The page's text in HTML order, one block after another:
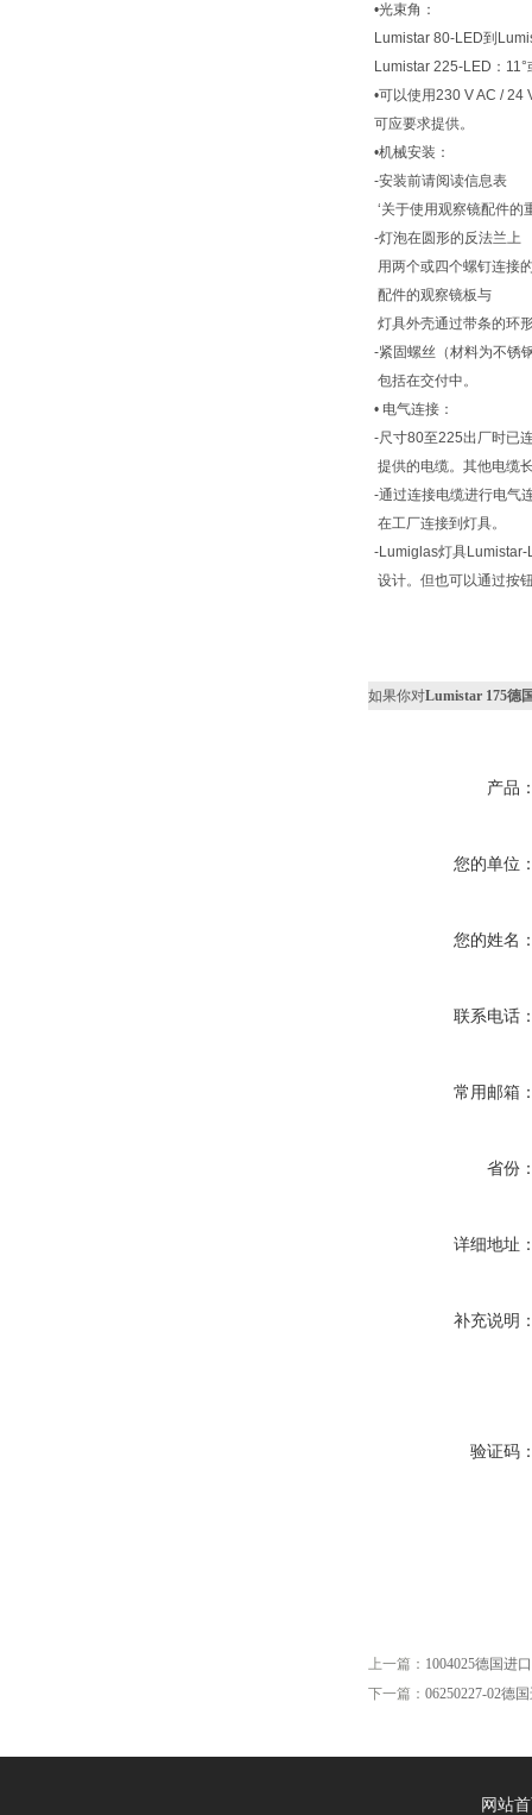
•光束角：
Lumistar 80-LED到
Lumistar 225-LED：11°
•可以使用230 V AC / 24
可应要求提供。
•机械安装：
-安装前请阅读信息表
‘关于使用观察镜配件的
-灯泡在圆形的反法兰上
用两个或四个螺钉连接
配件的观察镜板与
灯具外壳通过带条的环
-紧固螺丝（材料为不锈
包括在交付中。
• 电气连接：
-尺寸80至225出厂时已
提供的电缆。其他电缆
-通过连接电缆进行电气
在工厂连接到灯具。
-Lumiglas灯具Lumistar-
设计。但也可以通过按
如果你对Lumistar 175德
产品
您的单位
您的姓名
联系电话
常用邮箱
省份
详细地址
补充说明
验证码
上一篇： 1004025德国进
下一篇： 06250227-02德
网站